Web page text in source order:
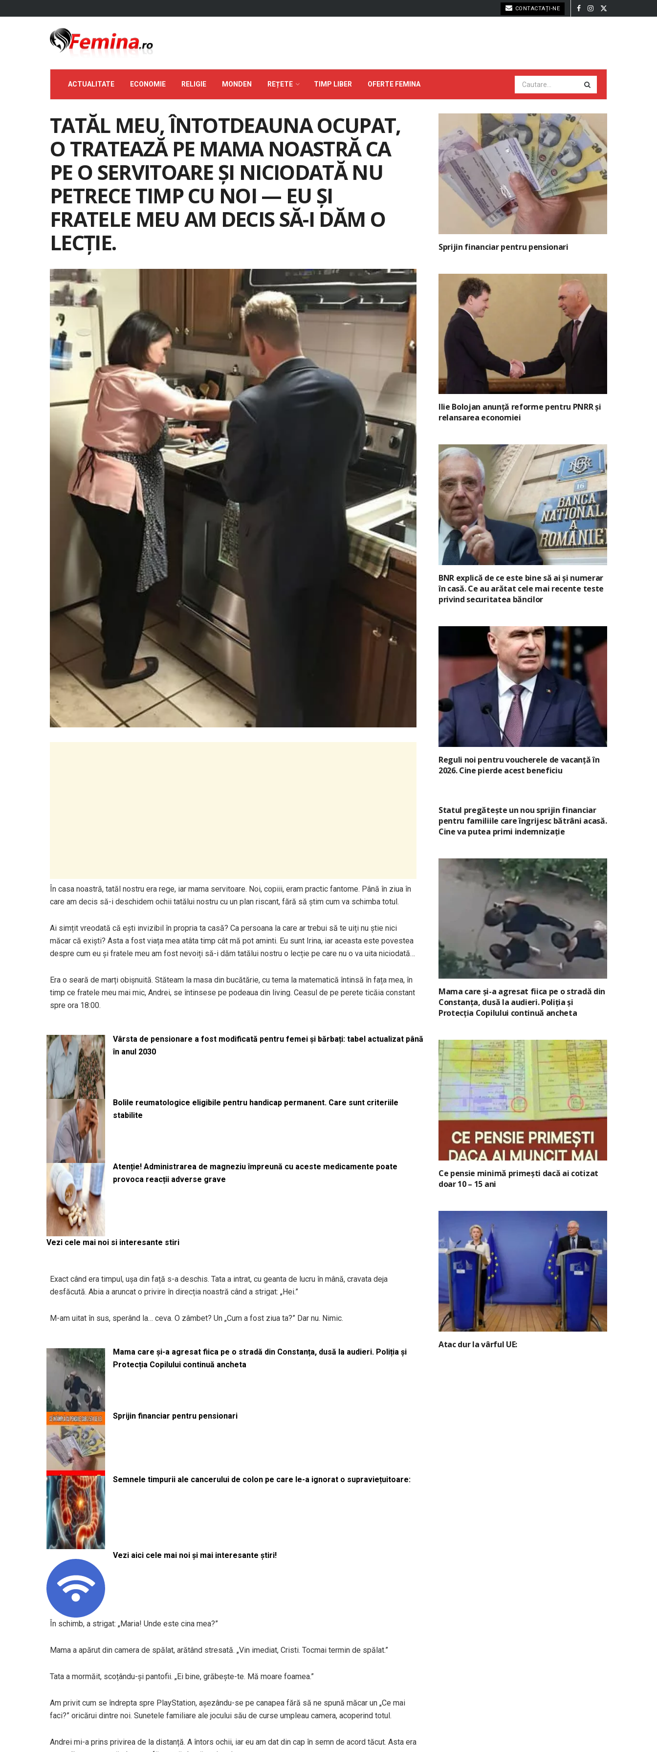
CONTACTAȚI-NE
ACTUALITATE ECONOMIE RELIGIE MONDEN REȚETE TIMP LIBER OFERTE FEMINA
TATĂL MEU, ÎNTOTDEAUNA OCUPAT,
O TRATEAZĂ PE MAMA NOASTRĂ CA
PE O SERVITOARE ȘI NICIODATĂ NU
PETRECE TIMP CU NOI — EU ȘI
FRATELE MEU AM DECIS SĂ-I DĂM O
LECȚIE.
În casa noastră, tatăl nostru era rege, iar mama servitoare. Noi, copiii, eram practic fantome. Până în ziua în
care am decis să-i deschidem ochii tatălui nostru cu un plan riscant, fără să știm cum va schimba totul.
Ai simțit vreodată că ești invizibil în propria ta casă? Ca persoana la care ar trebui să te uiți nu știe nici
măcar că exiști? Asta a fost viața mea atâta timp cât mă pot aminti. Eu sunt Irina, iar aceasta este povestea
despre cum eu și fratele meu am fost nevoiți să-i dăm tatălui nostru o lecție pe care nu o va uita niciodată…
Era o seară de marți obișnuită. Stăteam la masa din bucătărie, cu tema la matematică întinsă în fața mea, în
timp ce fratele meu mai mic, Andrei, se întinsese pe podeaua din living. Ceasul de pe perete ticăia constant
spre ora 18:00.
Vârsta de pensionare a fost modificată pentru femei și bărbați: tabel actualizat până
în anul 2030
Bolile reumatologice eligibile pentru handicap permanent. Care sunt criteriile
stabilite
Atenție! Administrarea de magneziu împreună cu aceste medicamente poate
provoca reacții adverse grave
Vezi cele mai noi si interesante stiri
Exact când era timpul, ușa din față s-a deschis. Tata a intrat, cu geanta de lucru în mână, cravata deja
desfăcută. Abia a aruncat o privire în direcția noastră când a strigat: „Hei.”
M-am uitat în sus, sperând la… ceva. O zâmbet? Un „Cum a fost ziua ta?” Dar nu. Nimic.
Mama care și-a agresat fiica pe o stradă din Constanța, dusă la audieri. Poliția și
Protecția Copilului continuă ancheta
Sprijin financiar pentru pensionari
Semnele timpurii ale cancerului de colon pe care le-a ignorat o supraviețuitoare:
Vezi aici cele mai noi și mai interesante știri!
În schimb, a strigat: „Maria! Unde este cina mea?”
Mama a apărut din camera de spălat, arătând stresată. „Vin imediat, Cristi. Tocmai termin de spălat.”
Tata a mormăit, scoțându-și pantofii. „Ei bine, grăbește-te. Mă moare foamea.”
Am privit cum se îndrepta spre PlayStation, așezându-se pe canapea fără să ne spună măcar un „Ce mai
faci?” oricărui dintre noi. Sunetele familiare ale jocului său de curse umpleau camera, acoperind totul.
Andrei mi-a prins privirea de la distanță. A întors ochii, iar eu am dat din cap în semn de acord tăcut. Asta era
Sprijin financiar pentru pensionari
Ilie Bolojan anunță reforme pentru PNRR și
relansarea economiei
BNR explică de ce este bine să ai și numerar
în casă. Ce au arătat cele mai recente teste
privind securitatea băncilor
Reguli noi pentru voucherele de vacanță în
2026. Cine pierde acest beneficiu
Statul pregătește un nou sprijin financiar
pentru familiile care îngrijesc bătrâni acasă.
Cine va putea primi indemnizație
Mama care și-a agresat fiica pe o stradă din
Constanța, dusă la audieri. Poliția și
Protecția Copilului continuă ancheta
Ce pensie minimă primești dacă ai cotizat
doar 10 – 15 ani
Atac dur la vârful UE: